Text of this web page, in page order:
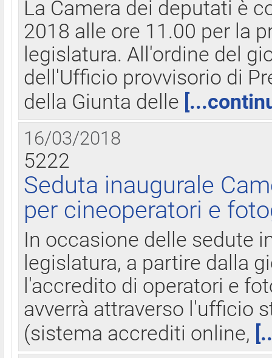
La Camera dei deputati è
2018 alle ore 11.00 per la
legislatura. All'ordine del
dell'Ufficio provvisorio di
della Giunta delle
16/03/2018
5222
Seduta inaugurale
per cineoperatori e
In occasione delle sedute
legislatura, a partire dalla
l'accredito di operatori e
avverrà attraverso l'ufficio
(sistema accrediti online,